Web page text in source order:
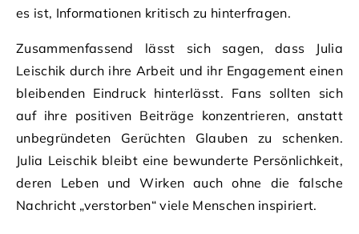
es ist, Informationen kritisch zu hinterfragen.
Zusammenfassend lässt sich sagen, dass Julia
Leischik durch ihre Arbeit und ihr Engagement einen
bleibenden Eindruck hinterlässt. Fans sollten sich
auf ihre positiven Beiträge konzentrieren, anstatt
unbegründeten Gerüchten Glauben zu schenken.
Julia Leischik bleibt eine bewunderte Persönlichkeit,
deren Leben und Wirken auch ohne die falsche
Nachricht „verstorben“ viele Menschen inspiriert.